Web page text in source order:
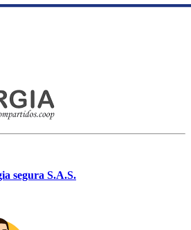
segura S.A.S.